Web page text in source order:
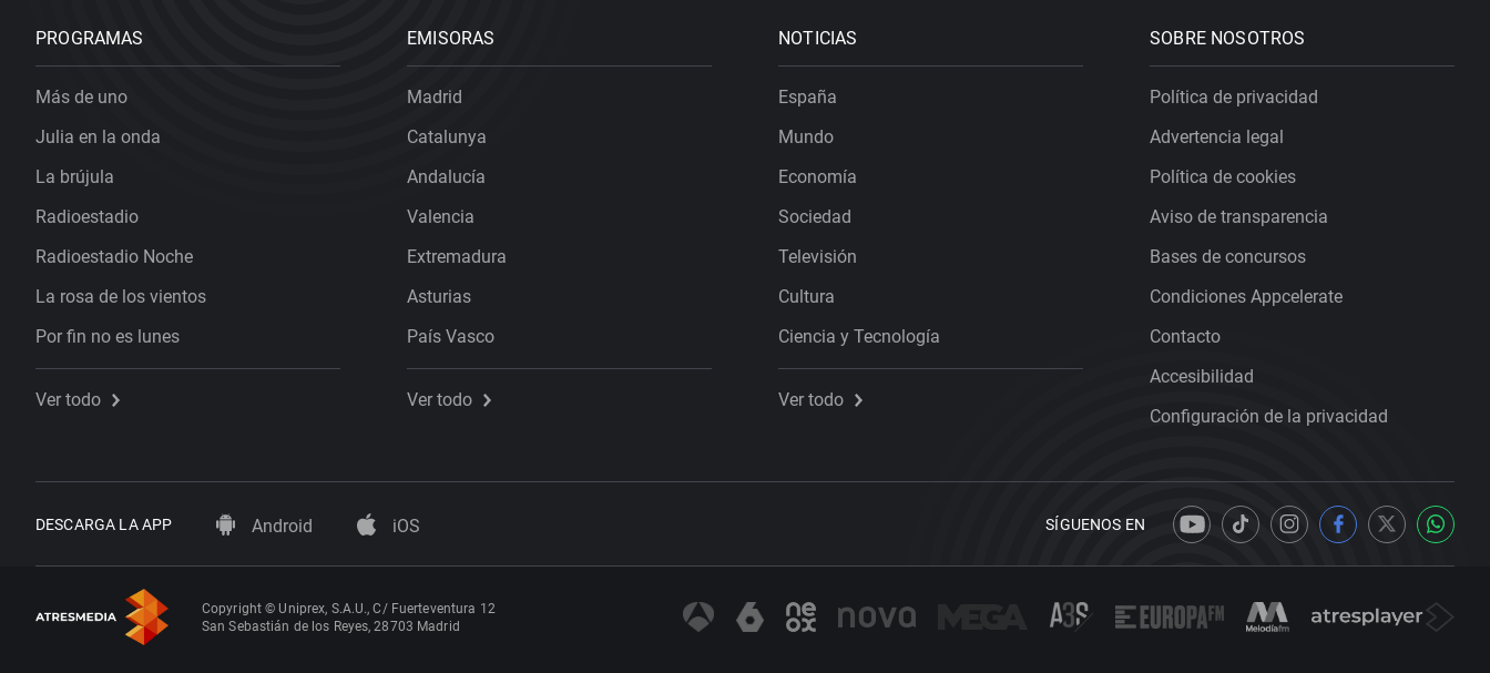
PROGRAMAS
Más de uno
Julia en la onda
La brújula
Radioestadio
Radioestadio Noche
La rosa de los vientos
Por fin no es lunes
Ver todo
EMISORAS
Madrid
Catalunya
Andalucía
Valencia
Extremadura
Asturias
País Vasco
Ver todo
NOTICIAS
España
Mundo
Economía
Sociedad
Televisión
Cultura
Ciencia y Tecnología
Ver todo
SOBRE NOSOTROS
Política de privacidad
Advertencia legal
Política de cookies
Aviso de transparencia
Bases de concursos
Condiciones Appcelerate
Contacto
Accesibilidad
Configuración de la privacidad
DESCARGA LA APP Android iOS SÍGUENOS EN
Copyright © Uniprex, S.A.U., C/ Fuerteventura 12
San Sebastián de los Reyes, 28703 Madrid